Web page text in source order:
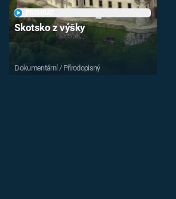
Skotsko z výšky
Dokumentární / Přírodopisný